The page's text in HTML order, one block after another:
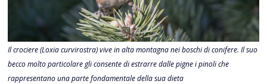
Il crociere (Loxia curvirostra) vive in alta montagna nei boschi di conifere. Il suo
becco molto particolare gli consente di estrarre dalle pigne i pinoli che
rappresentano una parte fondamentale della sua dieta